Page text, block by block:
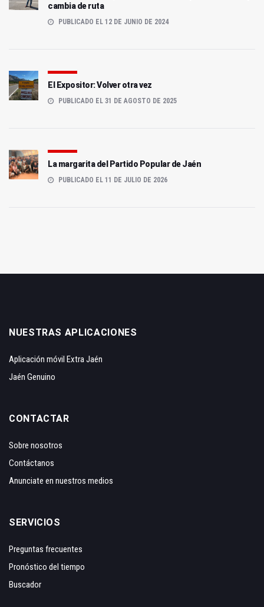
cambia de ruta
PUBLICADO EL 12 DE JUNIO DE 2024
El Expositor: Volver otra vez
PUBLICADO EL 31 DE AGOSTO DE 2025
La margarita del Partido Popular de Jaén
PUBLICADO EL 11 DE JULIO DE 2026
NUESTRAS APLICACIONES
Aplicación móvil Extra Jaén
Jaén Genuino
CONTACTAR
Sobre nosotros
Contáctanos
Anunciate en nuestros medios
SERVICIOS
Preguntas frecuentes
Pronóstico del tiempo
Buscador